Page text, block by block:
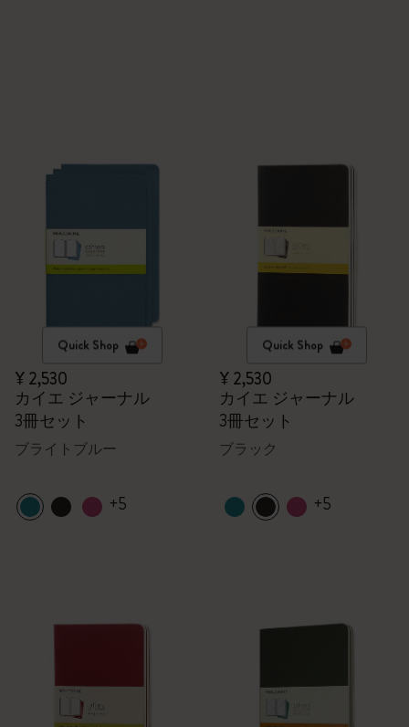
Quick Shop
¥ 2,530
カイエ ジャーナル
3冊セット
ブライトブルー
+5
Quick Shop
¥ 2,530
カイエ ジャーナル
3冊セット
ブラック
+5